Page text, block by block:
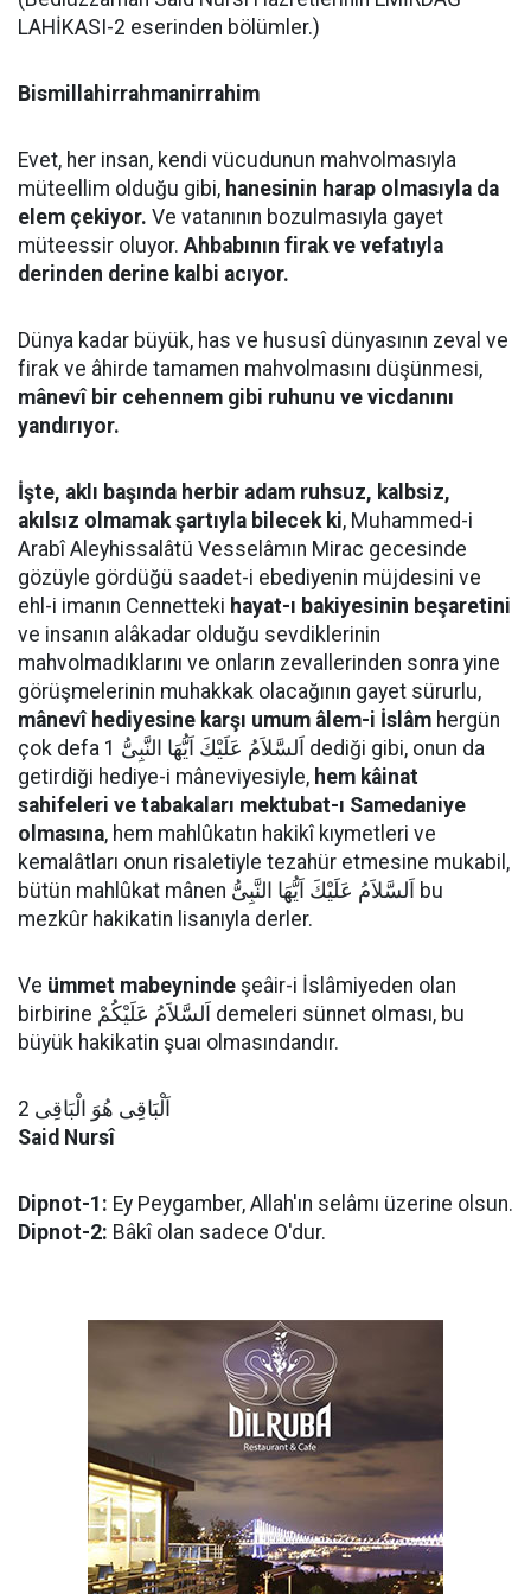
LAHİKASI-2 eserinden bölümler.)
Bismillahirrahmanirrahim
Evet, her insan, kendi vücudunun mahvolmasıyla
müteellim olduğu gibi, hanesinin harap olmasıyla da
elem çekiyor. Ve vatanının bozulmasıyla gayet
müteessir oluyor. Ahbabının firak ve vefatıyla
derinden derine kalbi acıyor.
Dünya kadar büyük, has ve hususî dünyasının zeval ve
firak ve âhirde tamamen mahvolmasını düşünmesi,
mânevî bir cehennem gibi ruhunu ve vicdanını
yandırıyor.
İşte, aklı başında herbir adam ruhsuz, kalbsiz,
akılsız olmamak şartıyla bilecek ki, Muhammed-i
Arabî Aleyhissalâtü Vesselâmın Mirac gecesinde
gözüyle gördüğü saadet-i ebediyenin müjdesini ve
ehl-i imanın Cennetteki hayat-ı bakiyesinin beşaretini
ve insanın alâkadar olduğu sevdiklerinin
mahvolmadıklarını ve onların zevallerinden sonra yine
görüşmelerinin muhakkak olacağının gayet sürurlu,
mânevî hediyesine karşı umum âlem-i İslâm hergün
çok defa اَلسَّلاَمُ عَلَيْكَ اَيُّهَا النَّبِىُّ 1 dediği gibi, onun da
getirdiği hediye-i mâneviyesiyle, hem kâinat
sahifeleri ve tabakaları mektubat-ı Samedaniye
olmasına, hem mahlûkatın hakikî kıymetleri ve
kemalâtları onun risaletiyle tezahür etmesine mukabil,
bütün mahlûkat mânen اَلسَّلاَمُ عَلَيْكَ اَيُّهَا النَّبِىُّ bu
mezkûr hakikatin lisanıyla derler.
Ve ümmet mabeyninde şeâir-i İslâmiyeden olan
birbirine اَلسَّلاَمُ عَلَيْكُمْ demeleri sünnet olması, bu
büyük hakikatin şuaı olmasındandır.
اَلْبَاقِى هُوَ الْبَاقِى 2
Said Nursî
Dipnot-1: Ey Peygamber, Allah'ın selâmı üzerine olsun.
Dipnot-2: Bâkî olan sadece O'dur.